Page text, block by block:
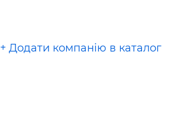
+ Додати компанію в каталог